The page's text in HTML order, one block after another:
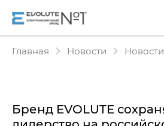
Главная Новости Новости
Бренд EVOLUTE